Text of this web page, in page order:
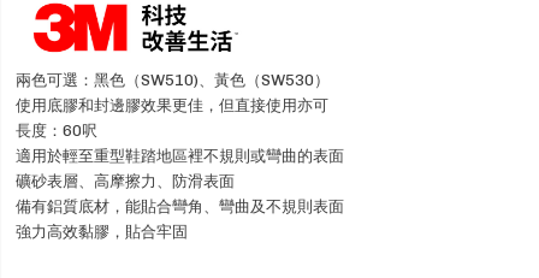
兩色可選：黑色（SW510)、黃色（SW530）
使用底膠和封邊膠效果更佳，但直接使用亦可
長度：60呎
適用於輕至重型鞋踏地區裡不規則或彎曲的表面
礦砂表層、高摩擦力、防滑表面
備有鋁質底材，能貼合彎角、彎曲及不規則表面
強力高效黏膠，貼合牢固